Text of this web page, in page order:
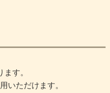
す。
いただけます。